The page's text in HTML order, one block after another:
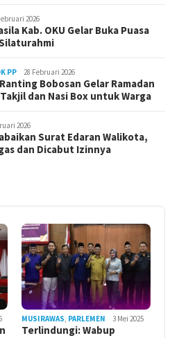
2026
Kab. OKU Gelar Buka Puasa
PP 28 Februari 2026
Bobosan Gelar Ramadan
dan Nasi Box untuk Warga
2026
Surat Edaran Walikota,
dan Dicabut Izinnya
MUSIRAWAS, PARLEMEN 3 Mei 2025
Terlindungi: Wabup